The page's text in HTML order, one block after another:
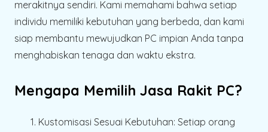
merakitnya sendiri. Kami memahami bahwa setiap
individu memiliki kebutuhan yang berbeda, dan kami
siap membantu mewujudkan PC impian Anda tanpa
menghabiskan tenaga dan waktu ekstra.
Mengapa Memilih Jasa Rakit PC?
Kustomisasi Sesuai Kebutuhan: Setiap orang